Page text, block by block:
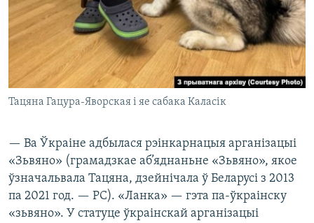
Тацяна Гацура-Яворская і яе сабака Каласік
— Ва Ўкраіне адбылася рэінкарнацыя арганізацыі
«Зьвяно» (грамадзкае аб’яднаньне «Зьвяно», якое
ўзначальвала Тацяна, дзейнічала ў Беларусі з 2013
па 2021 год. — РС). «Ланка» — гэта па-ўкраінску
«зьвяно». У статуце ўкраінскай арганізацыі